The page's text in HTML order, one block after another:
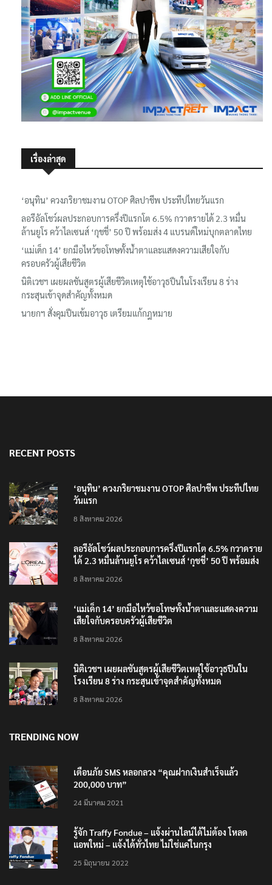
เรื่องล่าสุด
‘อนุทิน’ ควงภริยาชมงาน OTOP ศิลปาชีพ ประทีปไทยวันแรก
ลอรีอัลโชว์ผลประกอบการครึ่งปีแรกโต 6.5% กวาดรายได้ 2.3 หมื่น
ล้านยูโร คว้าไลเซนส์ ‘กุชชี่’ 50 ปี พร้อมส่ง 4 แบรนด์ใหม่บุกตลาดไทย
‘แม่เด็ก 14’ ยกมือไหว้ขอโทษทั้งน้ำตาและแสดงความเสียใจกับ
ครอบครัวผู้เสียชีวิต
นิติเวชฯ เผยผลชันสูตรผู้เสียชีวิตเหตุใช้อาวุธปืนในโรงเรียน 8 ร่าง
กระสุนเข้าจุดสำคัญทั้งหมด
นายกฯ สั่งคุมปืนเข้มอาวุธ เตรียมแก้กฎหมาย
RECENT POSTS
‘อนุทิน’ ควงภริยาชมงาน OTOP ศิลปาชีพ ประทีปไทย
วันแรก
8 สิงหาคม 2026
ลอรีอัลโชว์ผลประกอบการครึ่งปีแรกโต 6.5% กวาดราย
ได้ 2.3 หมื่นล้านยูโร คว้าไลเซนส์ ‘กุชชี่’ 50 ปี พร้อมส่ง
8 สิงหาคม 2026
‘แม่เด็ก 14’ ยกมือไหว้ขอโทษทั้งน้ำตาและแสดงความ
เสียใจกับครอบครัวผู้เสียชีวิต
8 สิงหาคม 2026
นิติเวชฯ เผยผลชันสูตรผู้เสียชีวิตเหตุใช้อาวุธปืนใน
โรงเรียน 8 ร่าง กระสุนเข้าจุดสำคัญทั้งหมด
8 สิงหาคม 2026
TRENDING NOW
เตือนภัย SMS หลอกลวง “คุณฝากเงินสำเร็จแล้ว
200,000 บาท”
24 มีนาคม 2021
รู้จัก Traffy Fondue – แจ้งผ่านไลน์ได้ไม่ต้อง โหลด
แอพใหม่ – แจ้งได้ทั่วไทย ไม่ใช่แค่ในกรุง
25 มิถุนายน 2022